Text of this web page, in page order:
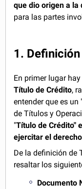
que dio origen a la
para las partes
1.
En primer lugar
Título de Crédito,
entender que es un
de Títulos y
"Título de Crédito"
ejercitar el
De la definición de
resaltar los
Documento